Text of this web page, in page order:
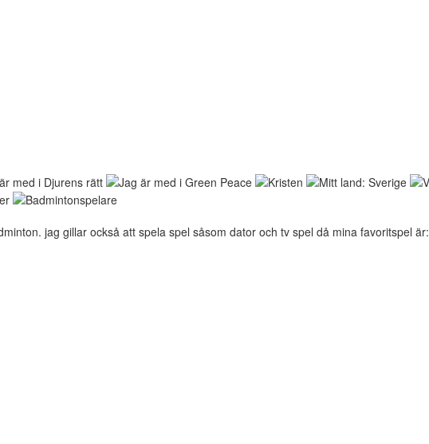
jag gillar också att spela spel såsom dator och tv spel då mina favoritspel är: